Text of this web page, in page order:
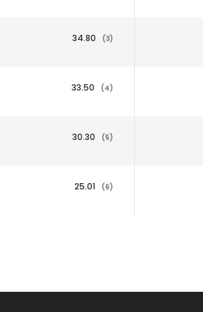
34.80 (3)
33.50 (4)
30.30 (5)
25.01 (6)